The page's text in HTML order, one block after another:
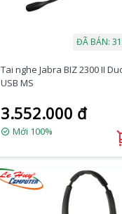
ĐÃ BÁN:
Tai nghe Jabra BIZ 2300 II
USB MS
3.552.000 đ
Mới 100%